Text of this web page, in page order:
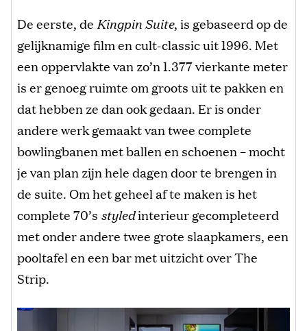
De eerste, de Kingpin Suite, is gebaseerd op de
gelijknamige film en cult-classic uit 1996. Met
een oppervlakte van zo’n 1.377 vierkante meter
is er genoeg ruimte om groots uit te pakken en
dat hebben ze dan ook gedaan. Er is onder
andere werk gemaakt van twee complete
bowlingbanen met ballen en schoenen – mocht
je van plan zijn hele dagen door te brengen in
de suite. Om het geheel af te maken is het
complete 70’s styledinterieur gecompleteerd
met onder andere twee grote slaapkamers, een
pooltafel en een bar met uitzicht over The
Strip.